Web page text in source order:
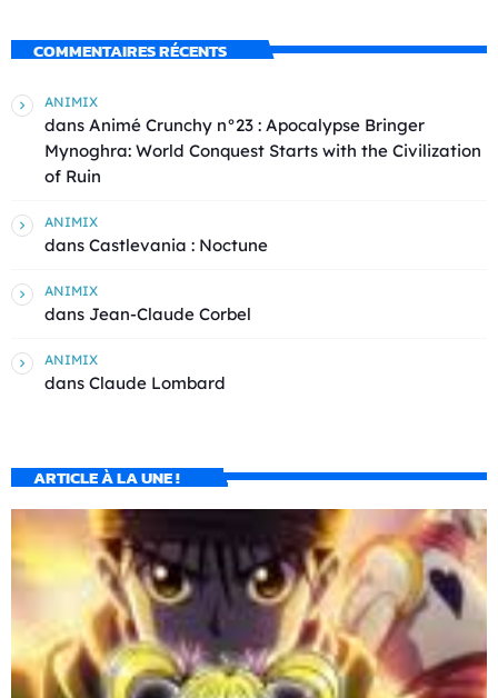
COMMENTAIRES RÉCENTS
ANIMIX
dans Animé Crunchy n°23 : Apocalypse Bringer
Mynoghra: World Conquest Starts with the Civilization
of Ruin
ANIMIX
dans Castlevania : Noctune
ANIMIX
dans Jean-Claude Corbel
ANIMIX
dans Claude Lombard
ARTICLE À LA UNE !